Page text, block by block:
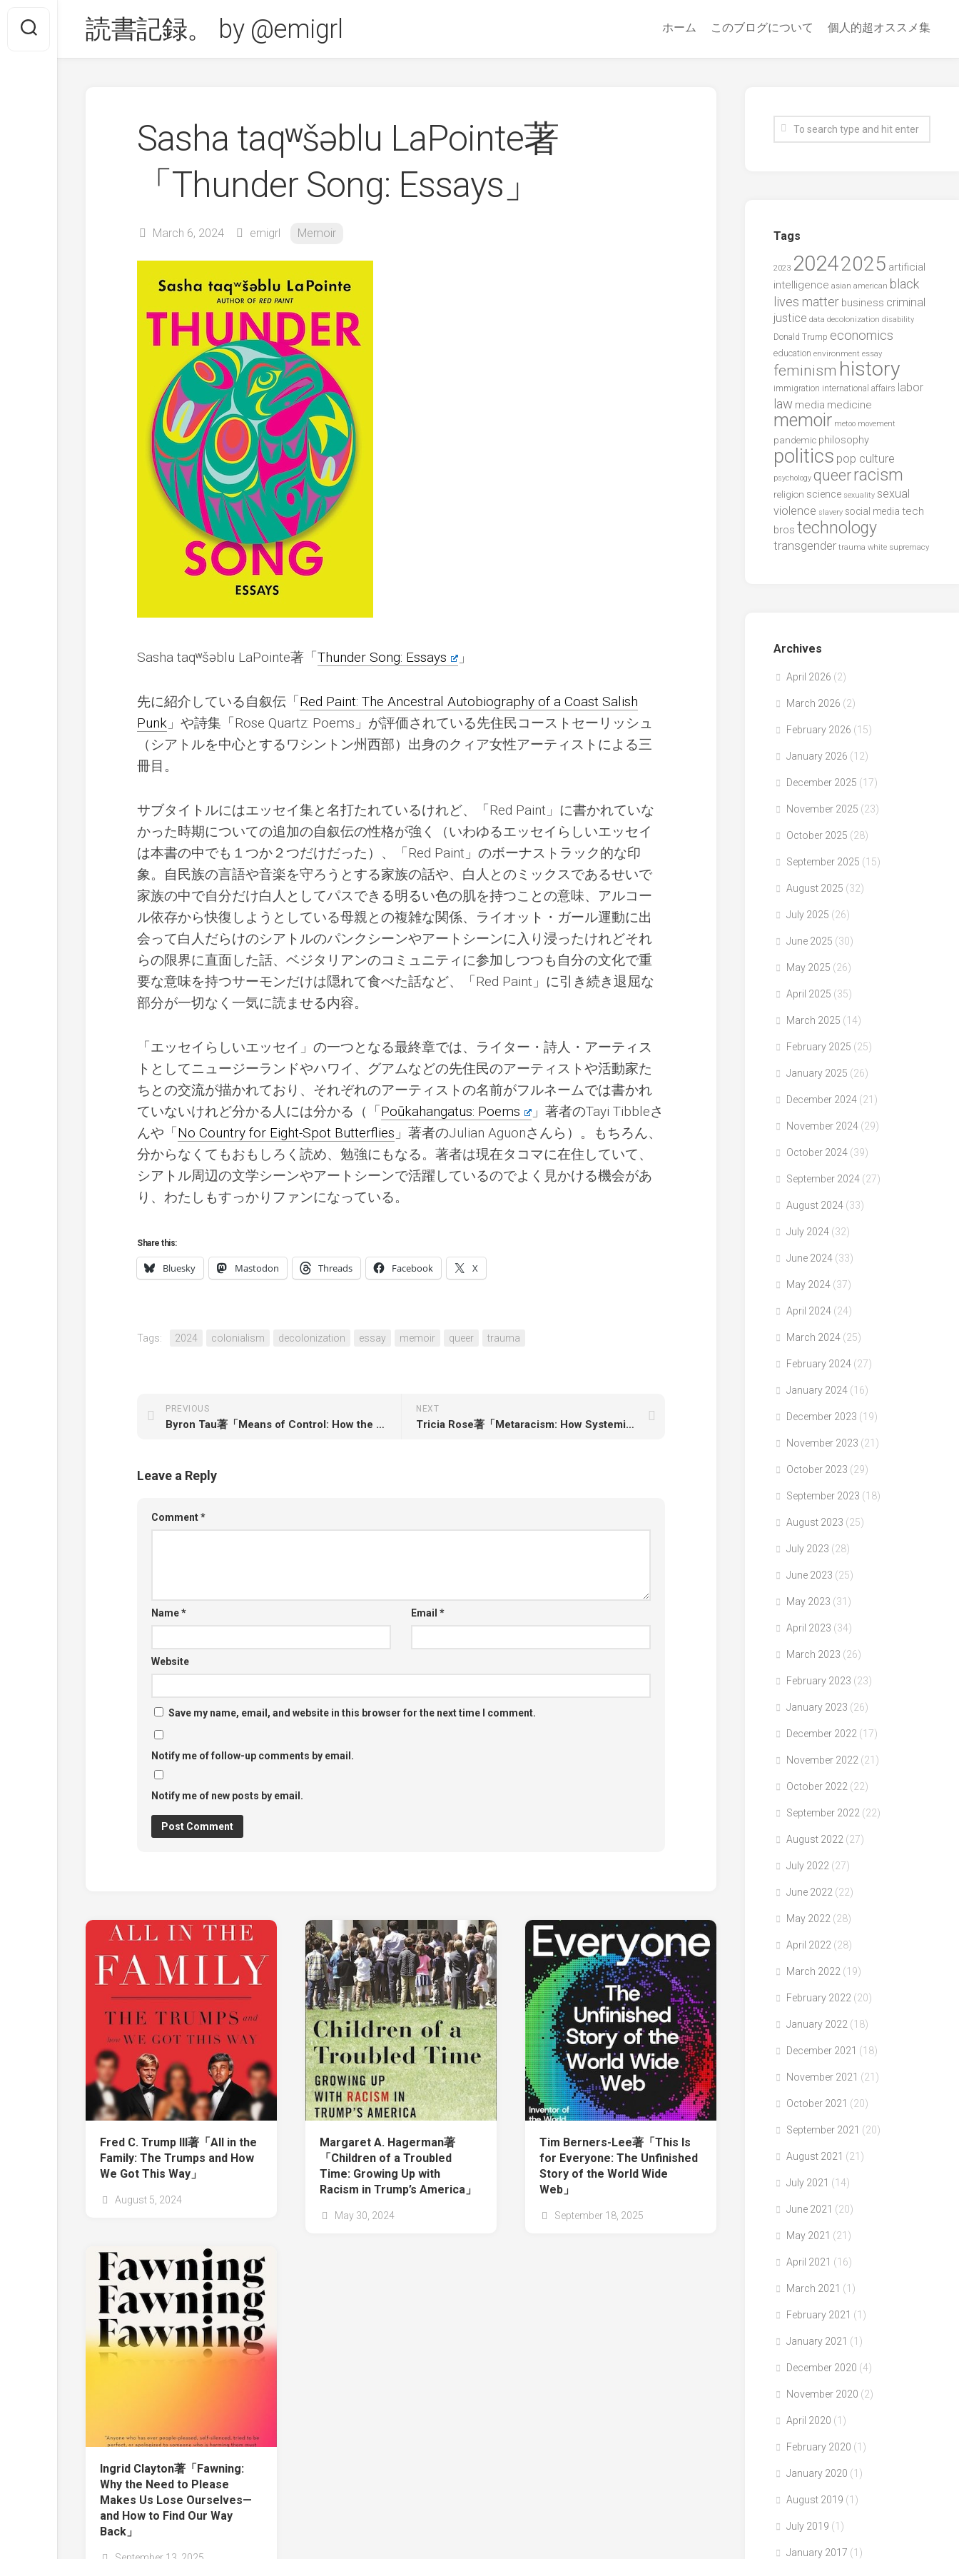
content
読書記録。 by @emigrl ホーム このブログについて 個人的超オススメ集
Sasha taqʷšəblu LaPointe著
「Thunder Song: Essays」
March 6, 2024 emigrl Memoir
Sasha taqʷšəblu LaPointe著「Thunder Song: Essays 」
先に紹介している自叙伝「Red Paint: The Ancestral Autobiography of a Coast Salish
Punk 」や詩集「Rose Quartz: Poems」が評価されている先住民コーストセーリッシュ
（シアトルを中心とするワシントン州西部）出身のクィア女性アーティストによる三
冊目。
サブタイトルにはエッセイ集と名打たれているけれど、「Red Paint」に書かれていな
かった時期についての追加の自叙伝の性格が強く（いわゆるエッセイらしいエッセイ
は本書の中でも１つか２つだけだった）、「Red Paint」のボーナストラック的な印
象。自民族の言語や音楽を守ろうとする家族の話や、白人とのミックスであるせいで
家族の中で自分だけ白人としてパスできる明るい色の肌を持つことの意味、アルコー
ル依存から快復しようとしている母親との複雑な関係、ライオット・ガール運動に出
会って白人だらけのシアトルのパンクシーンやアートシーンに入り浸ったけれどそれ
らの限界に直面した話、ベジタリアンのコミュニティに参加しつつも自分の文化で重
要な意味を持つサーモンだけは隠れて食べた話など、「Red Paint」に引き続き退屈な
部分が一切なく一気に読ませる内容。
「エッセイらしいエッセイ」の一つとなる最終章では、ライター・詩人・アーティス
トとしてニュージーランドやハワイ、グアムなどの先住民のアーティストや活動家た
ちとの交流が描かれており、それぞれのアーティストの名前がフルネームでは書かれ
ていないけれど分かる人には分かる（「Poūkahangatus: Poems
」著者のTayi Tibbleさ
んや「No Country for Eight-Spot Butterflies 」著者のJulian Aguonさんら）。もちろん、
分からなくてもおもしろく読め、勉強にもなる。著者は現在タコマに在住していて、
シアトル周辺の文学シーンやアートシーンで活躍しているのでよく見かける機会があ
り、わたしもすっかりファンになっている。
Share this:
Bluesky Mastodon Threads Facebook X
Tags: 2024 colonialism decolonization essay memoir queer trauma
NEXT
Tricia Rose著「Metaracism: How Systemic Racism Devastates Black Lives―and How We Break Free」
PREVIOUS
Byron Tau著「Means of Control: How the Hidden Alliance of Tech and Government Is Creating a New American Surveillance State」
Leave a Reply
Comment*
Name* Email *
Website
Save my name, email, and website in this browser for the next time I comment.
Notify me of follow-up comments by email.
Notify me of new posts by email.
Fred C. Trump III著「All in the
Family: The Trumps and How
We Got This Way」
August 5, 2024
Margaret A. Hagerman著
「Children of a Troubled
Time: Growing Up with
Racism in Trump’s America」
May 30, 2024
Tim Berners-Lee著「This Is
for Everyone: The Unfinished
Story of the World Wide
Web」
September 18, 2025
Ingrid Clayton著「Fawning:
Why the Need to Please
Makes Us Lose Ourselves—
and How to Find Our Way
Back」
Tags
2023 20242025 artificial
intelligence asian american black
lives matter business criminal
justice data decolonization disability
Donald Trump economics
education environment essay
feminism history
immigration international affairs labor
law media medicine
memoir metoo movement
pandemic philosophy
politics pop culture
psychology queerracism
religion science sexuality sexual
violence slavery social media tech
bros technology
transgender trauma white supremacy
Archives
April 2026 (2)
March 2026 (2)
February 2026 (15)
January 2026 (12)
December 2025 (17)
November 2025 (23)
October 2025 (28)
September 2025 (15)
August 2025 (32)
July 2025 (26)
June 2025 (30)
May 2025 (26)
April 2025 (35)
March 2025 (14)
February 2025 (25)
January 2025 (26)
December 2024 (21)
November 2024 (29)
October 2024 (39)
September 2024 (27)
August 2024 (33)
July 2024 (32)
June 2024 (33)
May 2024 (37)
April 2024 (24)
March 2024 (25)
February 2024 (27)
January 2024 (16)
December 2023 (19)
November 2023 (21)
October 2023 (29)
September 2023 (18)
August 2023 (25)
July 2023 (28)
June 2023 (25)
May 2023 (31)
April 2023 (34)
March 2023 (26)
February 2023 (23)
January 2023 (26)
December 2022 (17)
November 2022 (21)
October 2022 (22)
September 2022 (22)
August 2022 (27)
July 2022 (27)
June 2022 (22)
May 2022 (28)
April 2022 (28)
March 2022 (19)
February 2022 (20)
January 2022 (18)
December 2021 (18)
November 2021 (21)
October 2021 (20)
September 2021 (20)
August 2021 (21)
July 2021 (14)
June 2021 (20)
May 2021 (21)
April 2021 (16)
March 2021 (1)
February 2021 (1)
January 2021 (1)
December 2020 (4)
November 2020 (2)
April 2020 (1)
February 2020 (1)
January 2020 (1)
August 2019 (1)
July 2019 (1)
January 2017 (1)